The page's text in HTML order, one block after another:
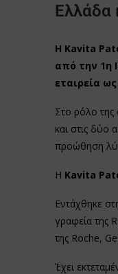
Ελλάδα
Η Kavita
από την 1η
εταιρεία
Στο ρόλο της
και στις δύο
προώθηση
Η Kavita
Εντάχθηκε
γραφεία της
της Roche,
Έχει